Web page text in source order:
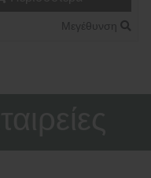
Μεγέθυνση